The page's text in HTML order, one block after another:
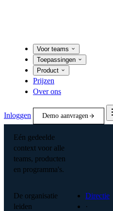
Voor teams
Toepassingen
Product
Prijzen
Over ons
Inloggen Demo aanvragen
Eén gedeelde
context voor alle
teams, producten
en programma's.
De organisatie
leiden
Directie
·